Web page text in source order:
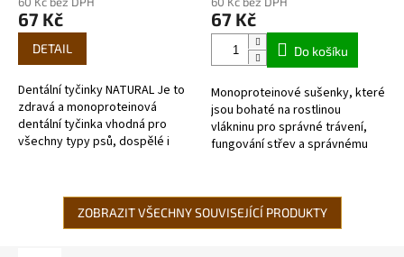
67 Kč
DETAIL
Dentální tyčinky NATURAL Je to
zdravá a monoproteinová
dentální tyčinka vhodná pro
všechny typy psů, dospělé i
67 Kč
Do košíku
Monoproteinové sušenky, které
jsou bohaté na rostlinou
vlákninu pro správné trávení,
fungování střev a správnému
jablko...
ZOBRAZIT VŠECHNY SOUVISEJÍCÍ PRODUKTY